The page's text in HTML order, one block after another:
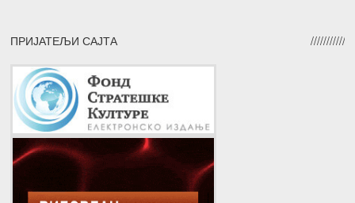
ПРИЈАТЕЉИ САЈТА